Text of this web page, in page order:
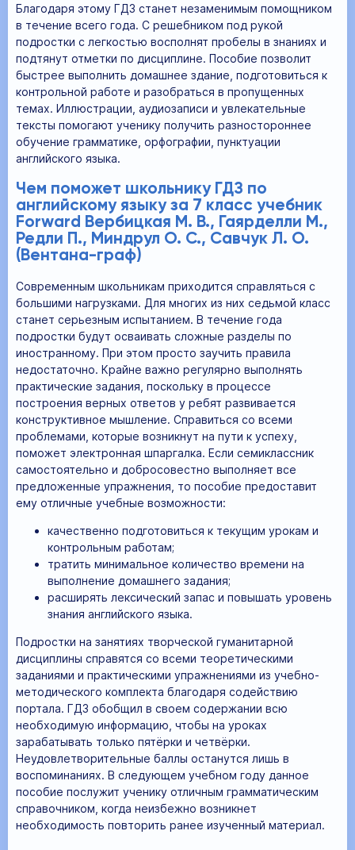
Благодаря этому ГДЗ станет незаменимым помощником
в течение всего года. С решебником под рукой
подростки с легкостью восполнят пробелы в знаниях и
подтянут отметки по дисциплине. Пособие позволит
быстрее выполнить домашнее здание, подготовиться к
контрольной работе и разобраться в пропущенных
темах. Иллюстрации, аудиозаписи и увлекательные
тексты помогают ученику получить разностороннее
обучение грамматике, орфографии, пунктуации
английского языка.
Чем поможет школьнику ГДЗ по
английскому языку за 7 класс учебник
Forward Вербицкая М. В., Гаярделли М.,
Редли П., Миндрул О. С., Савчук Л. О.
(Вентана-граф)
Современным школьникам приходится справляться с
большими нагрузками. Для многих из них седьмой класс
станет серьезным испытанием. В течение года
подростки будут осваивать сложные разделы по
иностранному. При этом просто заучить правила
недостаточно. Крайне важно регулярно выполнять
практические задания, поскольку в процессе
построения верных ответов у ребят развивается
конструктивное мышление. Справиться со всеми
проблемами, которые возникнут на пути к успеху,
поможет электронная шпаргалка. Если семиклассник
самостоятельно и добросовестно выполняет все
предложенные упражнения, то пособие предоставит
ему отличные учебные возможности:
качественно подготовиться к текущим урокам и
контрольным работам;
тратить минимальное количество времени на
выполнение домашнего задания;
расширять лексический запас и повышать уровень
знания английского языка.
Подростки на занятиях творческой гуманитарной
дисциплины справятся со всеми теоретическими
заданиями и практическими упражнениями из учебно-
методического комплекта благодаря содействию
портала. ГДЗ обобщил в своем содержании всю
необходимую информацию, чтобы на уроках
зарабатывать только пятёрки и четвёрки.
Неудовлетворительные баллы останутся лишь в
воспоминаниях. В следующем учебном году данное
пособие послужит ученику отличным грамматическим
справочником, когда неизбежно возникнет
необходимость повторить ранее изученный материал.